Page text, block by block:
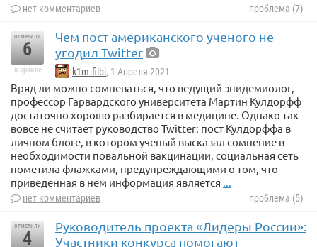
нет комментариев проблема (7)
отметили
6
в архиве
Чем пост американского ученого не
угодил Twitter
k1m.filbi, 1 Апреля 2021
Вряд ли можно сомневаться, что ведущий эпидемиолог,
профессор Гарвардского университета Мартин Кулдорфф
достаточно хорошо разбирается в медицине. Однако так
вовсе не считает руководство Twitter: пост Кулдорффа в
личном блоге, в котором ученый высказал сомнение в
необходимости повальной вакцинации, социальная сеть
пометила флажками, предупреждающими о том, что
приведенная в нем информация является ...
нет комментариев проблема (5)
отметили
4
Руководитель проекта «Лидеры России»:
Участники конкурса помогают